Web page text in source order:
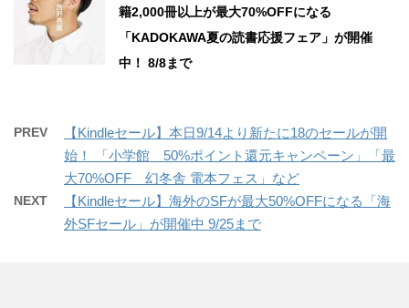
籍2,000冊以上が最大70%OFFになる
「KADOKAWA夏の読書応援フェア」が開催
中！ 8/8まで
PREV
【Kindleセール】本日9/14より新たに18のセールが開
始！ 「小学館 50%ポイント還元キャンペーン」「最
大70%OFF 幻冬舎 電本フェス」など
NEXT
【Kindleセール】海外のSFが最大50%OFFになる「海
外SFセール」が開催中 9/25まで